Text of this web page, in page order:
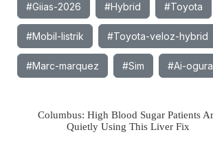
#Giias-2026 #Hybrid #Toyota
#Mobil-listrik #Toyota-veloz-hybrid
#Marc-marquez #Sim #Ai-ogura